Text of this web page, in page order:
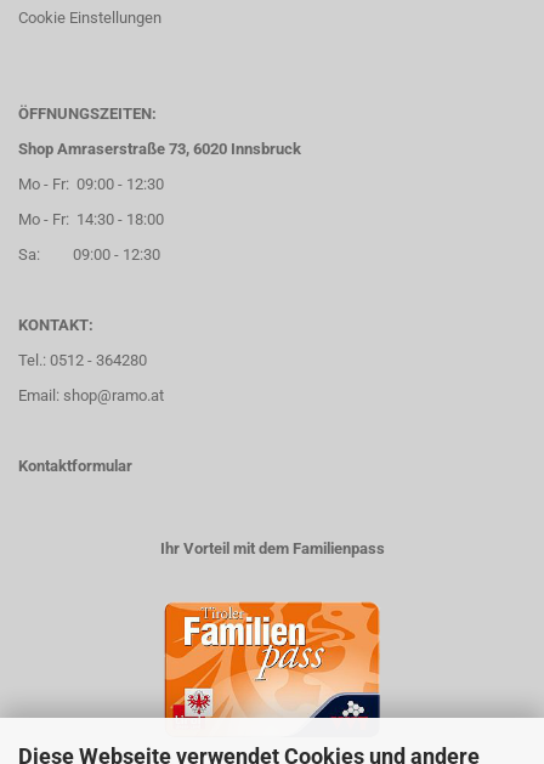
Diese Webseite verwendet Cookies und andere
Cookie Einstellungen
ÖFFNUNGSZEITEN:
Shop Amraserstraße 73, 6020 Innsbruck
Mo - Fr: 09:00 - 12:30
Mo - Fr: 14:30 - 18:00
Sa: 09:00 - 12:30
KONTAKT:
Tel.: 0512 - 364280
Email: shop@ramo.at
Kontaktformular
Ihr Vorteil mit dem Familienpass